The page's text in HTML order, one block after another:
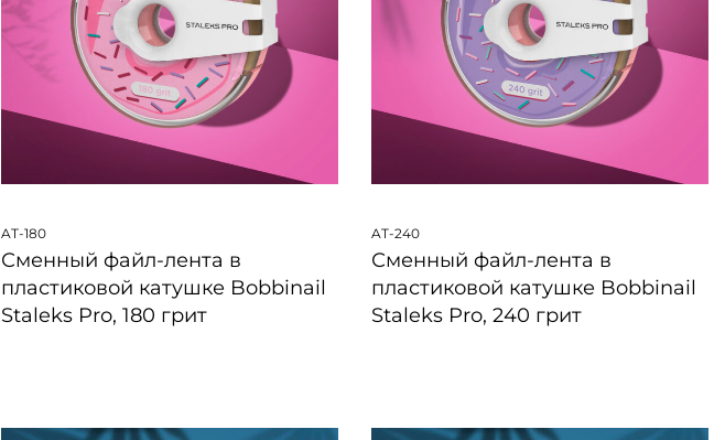
AT-180
Сменный файл-лента в
пластиковой катушке Bobbinail
Staleks Pro, 180 грит
AT-240
Сменный файл-лента в
пластиковой катушке Bobbinail
Staleks Pro, 240 грит